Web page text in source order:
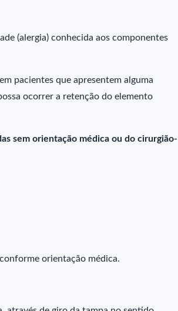
(alergia) conhecida aos componentes
pacientes que apresentem alguma
ocorrer a retenção do elemento
sem orientação médica ou do cirurgião-
orientação médica.